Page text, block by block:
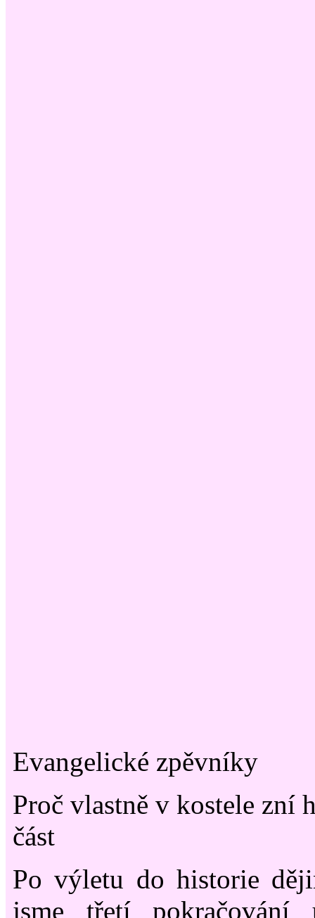
Evangelické zpěvníky
Proč vlastně v kostele zní
část
Po výletu do historie
jsme třetí